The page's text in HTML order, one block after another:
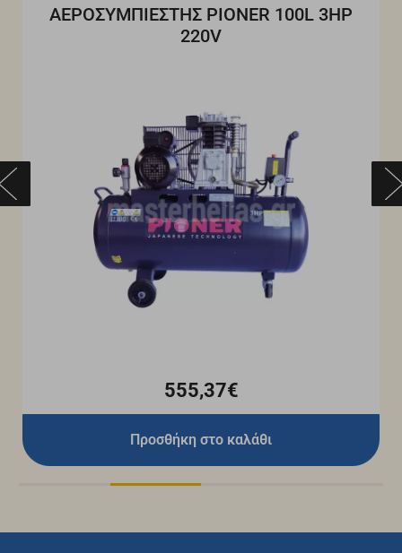
ΑΕΡΟΣΥΜΠΙΕΣΤΗΣ PIONER 100L 3ΗΡ
220V
555,37€
Προσθήκη στο καλάθι